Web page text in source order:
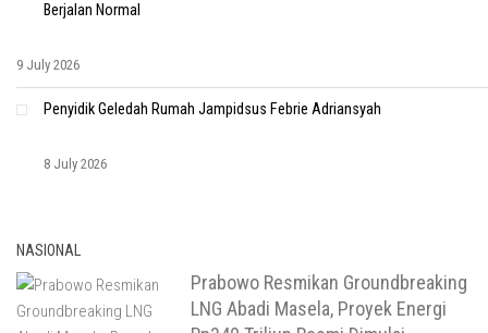
Berjalan Normal
9 July 2026
Penyidik Geledah Rumah Jampidsus Febrie Adriansyah
8 July 2026
NASIONAL
Prabowo Resmikan Groundbreaking
LNG Abadi Masela, Proyek Energi